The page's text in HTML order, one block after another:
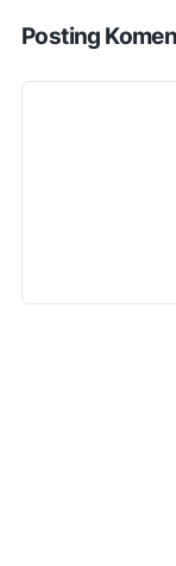
Posting